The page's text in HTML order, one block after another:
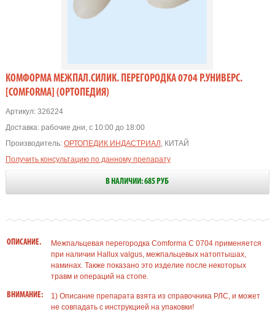
КОМФОРМА МЕЖПАЛ.СИЛИК. ПЕРЕГОРОДКА 0704 Р.УНИВЕРС.
[COMFORMA] (ОРТОПЕДИЯ)
Артикул:326224
Доставка: рабочие дни, с 10:00 до 18:00
Производитель: ОРТОПЕДИК ИНДАСТРИАЛ , КИТАЙ
Получить консультацию по данному препарату
В НАЛИЧИИ: 685 РУБ
ОПИСАНИЕ.
Межпальцевая перегородка Comforma C 0704 применяется
при наличии Hallux valgus, межпальцевых натоптышах,
наминах. Также показано это изделие после некоторых
травм и операций на стопе.
ВНИМАНИЕ:
1) Описание препарата взята из справочника РЛС, и может
не совпадать с инструкцией на упаковки!